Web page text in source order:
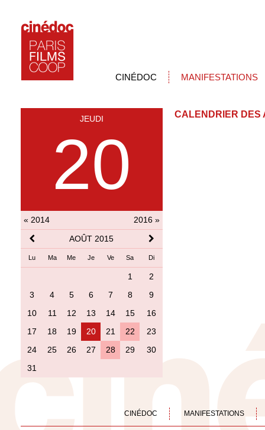
CINÉDOC MANIFESTATIONS
JEUDI
20
« 2014
2016 »
AOÛT 2015
Lu Ma Me Je Ve Sa Di
1
2
3
4 5 6 7 8
9
10
11 12 13 14 15
16
17
18 19 20 21 22
23
24
25 26 27 28 29
30
31
CALENDRIER DES
CINÉDOC MANIFESTATIONS